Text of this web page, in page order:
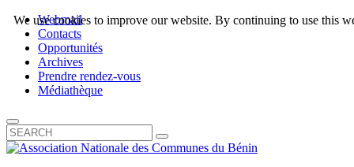
Webmail
Contacts
Opportunités
Archives
Prendre rendez-vous
Médiathèque
We use cookies to improve our website. By continuing to use this